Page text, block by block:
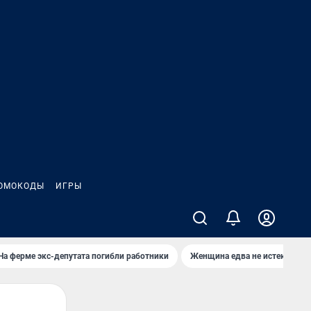
ИГРЫ
ферме экс-депутата погибли работники Женщина едва не истекла